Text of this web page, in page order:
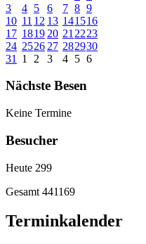
3
4 5 6 7 8 9
10 11 12 13 141516
17 1819 20 21 2223
24 2526 27 282930
31
1 2 3 4 5 6
Nächste Besen
Keine Termine
Besucher
Heute 299
Gesamt 441169
Terminkalender